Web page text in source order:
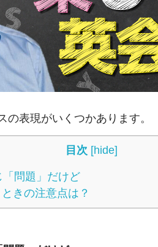
表現がいくつかあります。
目次 [hide]
問題」だけど
きの注意点は？